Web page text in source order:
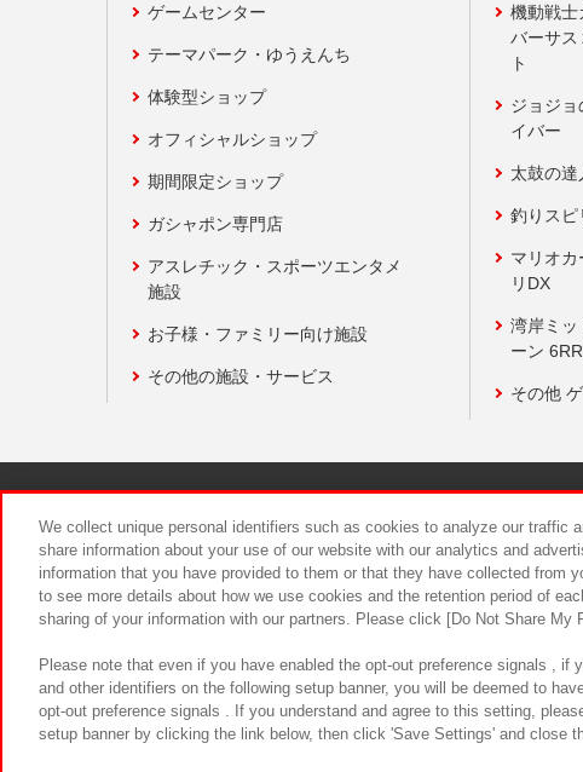
ゲームセンター
テーマパーク・ゆうえんち
体験型ショップ
オフィシャルショップ
期間限定ショップ
ガシャポン専門店
アスレチック・スポーツエンタメ
施設
お子様・ファミリー向け施設
その他の施設・サービス
機動戦士
バーサス
ト
ジョジ
イバー
太鼓の達
釣りスピ
マリオ
リDX
湾岸ミッ
ーン
その他
食品のご提供に
We collect unique personal identifiers such as cookies to analyze our traffic
share information about your use of our website with our analytics and
information that you have provided to them or that they have collected from
to see more details about how we use cookies and the retention period of
sharing of your information with our partners. Please click [Do Not Share My
Please note that even if you have enabled the opt-out preference signals , if
and other identifiers on the following setup banner, you will be deemed to
opt-out preference signals . If you understand and agree to this setting,
setup banner by clicking the link below, then click 'Save Settings' and close